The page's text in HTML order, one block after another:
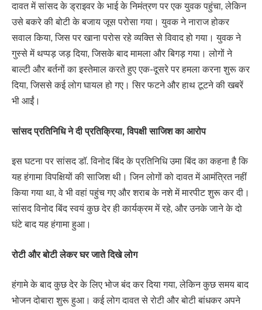
दावत में सांसद के ड्राइवर के भाई के निमंत्रण पर एक युवक पहुंचा, लेकिन
उसे बकरे की बोटी के बजाय जूस परोसा गया। युवक ने नाराज होकर
सवाल किया, जिस पर खाना परोस रहे व्यक्ति से विवाद हो गया। युवक ने
गुस्से में थप्पड़ जड़ दिया, जिसके बाद मामला और बिगड़ गया। लोगों ने
बाल्टी और बर्तनों का इस्तेमाल करते हुए एक-दूसरे पर हमला करना शुरू कर
दिया, जिससे कई लोग घायल हो गए। सिर फटने और हाथ टूटने की खबरें
भी आईं।
सांसद प्रतिनिधि ने दी प्रतिक्रिया, विपक्षी साजिश का आरोप
इस घटना पर सांसद डॉ. विनोद बिंद के प्रतिनिधि उमा बिंद का कहना है कि
यह हंगामा विपक्षियों की साजिश थी। जिन लोगों को दावत में आमंत्रित नहीं
किया गया था, वे भी वहां पहुंच गए और शराब के नशे में मारपीट शुरू कर दी।
सांसद विनोद बिंद स्वयं कुछ देर ही कार्यक्रम में रहे, और उनके जाने के दो
घंटे बाद यह हंगामा हुआ।
रोटी और बोटी लेकर घर जाते दिखे लोग
हंगामे के बाद कुछ देर के लिए भोज बंद कर दिया गया, लेकिन कुछ समय बाद
भोजन दोबारा शुरू हुआ। कई लोग दावत से रोटी और बोटी बांधकर अपने